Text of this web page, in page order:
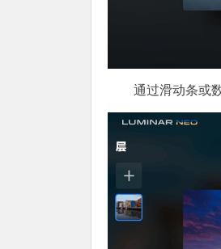
通过滑动条或